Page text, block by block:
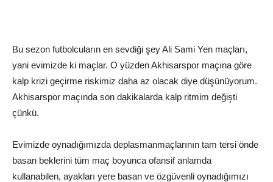
Bu sezon futbolcuların en sevdiği şey Ali Sami Yen maçları,
yani evimizde ki maçlar. O yüzdenAkhisarspor maçına göre
kalp krizi geçirme riskimiz daha az olacak diye düşünüyorum.
Akhisarspor maçında son dakikalarda kalp ritmim değişti
çünkü.
Evimizde oynadığımızda deplasmanmaçlarının tam tersi önde
basan beklerini tüm maç boyunca ofansif anlamda
kullanabilen, ayakları yere basan ve özgüvenli oynadığımızı